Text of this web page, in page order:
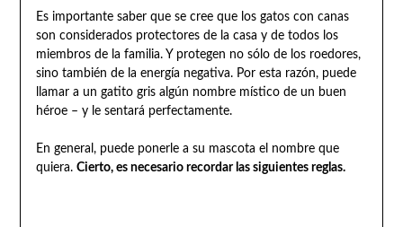
Es importante saber que se cree que los gatos con canas
son considerados protectores de la casa y de todos los
miembros de la familia. Y protegen no sólo de los roedores,
sino también de la energía negativa. Por esta razón, puede
llamar a un gatito gris algún nombre místico de un buen
héroe – y le sentará perfectamente.
En general, puede ponerle a su mascota el nombre que
quiera. Cierto, es necesario recordar las siguientes reglas.